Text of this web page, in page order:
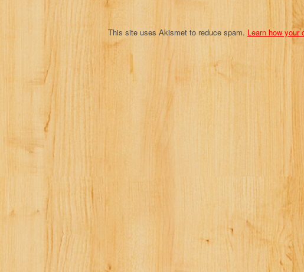
n
This site uses Akismet to reduce spam. Learn how your